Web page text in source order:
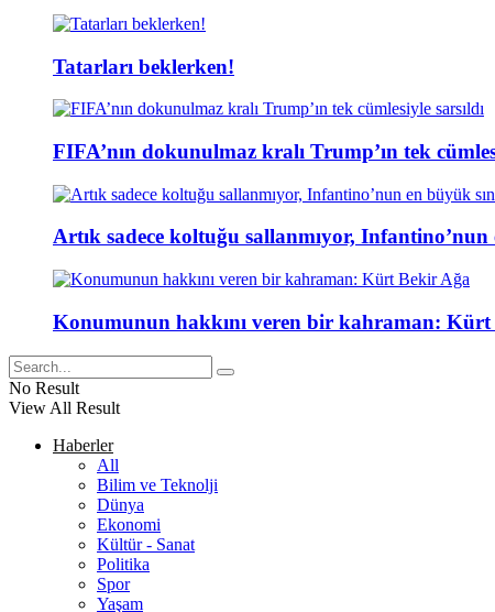
Tatarları beklerken!
FIFA’nın dokunulmaz kralı Trump’ın tek
Artık sadece koltuğu sallanmıyor, Infantino’nun
Konumunun hakkını veren bir kahraman:
No Result
View All Result
Haberler
All
Bilim ve Teknolji
Dünya
Ekonomi
Kültür - Sanat
Politika
Spor
Yaşam